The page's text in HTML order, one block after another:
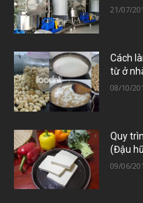
21/07/
Cách
từ ở
08/10/
Quy
(Đậu
09/06/